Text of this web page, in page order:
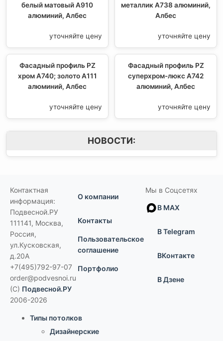
белый матовый А910
алюминий, Албес
уточняйте цену
металлик А738 алюминий,
Албес
уточняйте цену
Фасадный профиль PZ
хром А740; золото А111
алюминий, Албес
уточняйте цену
Фасадный профиль PZ
суперхром-люкс А742
алюминий, Албес
уточняйте цену
НОВОСТИ:
Контактная
информация:
Подвесной.РУ
111141, Москва,
Россия,
ул.Кусковская,
д.20А
+7(495)792-97-07
order@podvesnoi.ru
(C) Подвесной.РУ
2006-2026
О компании
Контакты
Пользовательское
соглашение
Портфолио
Мы в Соцсетях
В MAX
В Telegram
ВКонтакте
В Дзене
Типы потолков
Дизайнерские